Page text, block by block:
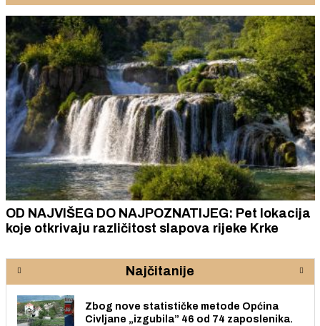
OD NAJVIŠEG DO NAJPOZNATIJEG: Pet lokacija
koje otkrivaju različitost slapova rijeke Krke
Najčitanije
Zbog nove statističke metode Općina
Civljane „izgubila” 46 od 74 zaposlenika.